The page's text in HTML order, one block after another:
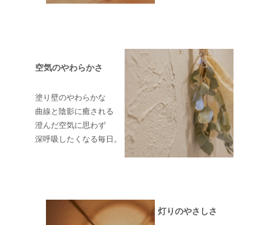
空気のやわらかさ
塗り壁のやわらかな
曲線と陰影に癒される
澄んだ空気に思わず
深呼吸したくなる毎日。
灯りのやさしさ